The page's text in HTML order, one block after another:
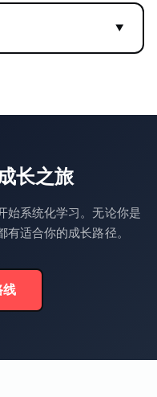
长之旅
始系统化学习。无论你是
适合你的成长路径。
线